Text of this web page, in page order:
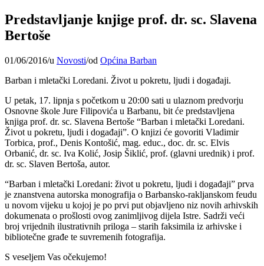
Predstavljanje knjige prof. dr. sc. Slavena
Bertoše
01/06/2016/u Novosti/od Općina Barban
Barban i mletački Loredani. Život u pokretu, ljudi i događaji.
U petak, 17. lipnja s početkom u 20:00 sati u ulaznom predvorju
Osnovne škole Jure Filipovića u Barbanu, bit će predstavljena
knjiga prof. dr. sc. Slavena Bertoše “Barban i mletački Loredani.
Život u pokretu, ljudi i događaji”. O knjizi će govoriti Vladimir
Torbica, prof., Denis Kontošić, mag. educ., doc. dr. sc. Elvis
Orbanić, dr. sc. Iva Kolić, Josip Šiklić, prof. (glavni urednik) i prof.
dr. sc. Slaven Bertoša, autor.
“Barban i mletački Loredani: život u pokretu, ljudi i događaji” prva
je znanstvena autorska monografija o Barbansko-rakljanskom feudu
u novom vijeku u kojoj je po prvi put objavljeno niz novih arhivskih
dokumenata o prošlosti ovog zanimljivog dijela Istre. Sadrži veći
broj vrijednih ilustrativnih priloga – starih faksimila iz arhivske i
bibliotečne građe te suvremenih fotografija.
S veseljem Vas očekujemo!